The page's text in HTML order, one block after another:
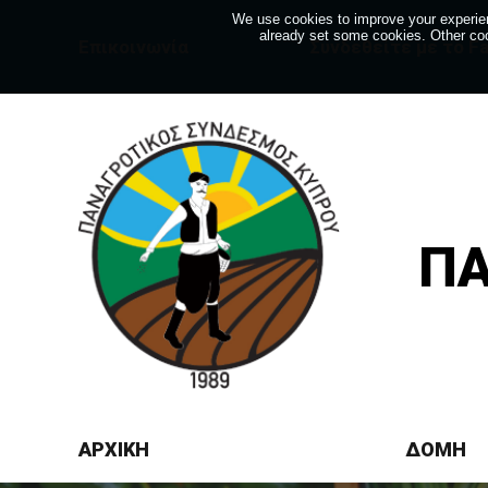
Συνδεθείτε με το
ΑΡΧΙΚΗ ΔΟΜΗ
We use cookies to improve your
already set some cookies. Other